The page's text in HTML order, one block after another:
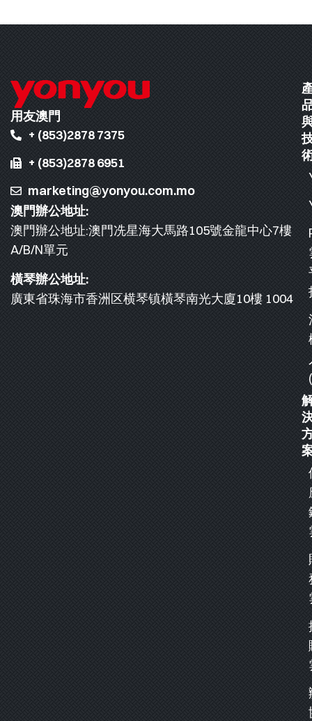
用友澳門
+ (853)2878 7375
+ (853)2878 6951
marketing@yonyou.com.mo
澳門辦公地址:
澳門辦公地址:澳門冼星海大馬路105號金龍中心7樓
A/B/N單元
橫琴辦公地址:
廣東省珠海市香洲区横琴镇橫琴南光大廈10樓 1004